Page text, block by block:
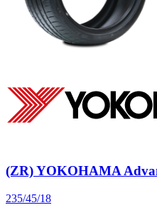
(ZR) YOKOHAMA
235/45/18